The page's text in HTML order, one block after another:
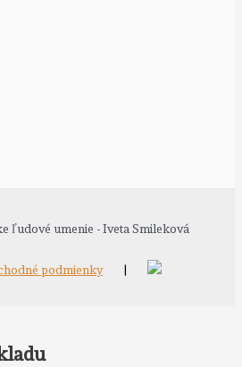
ľudové umenie - Iveta Smileková
podmienky |